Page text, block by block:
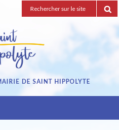
Recherche
pour
DE SAINT HIPPOLYTE